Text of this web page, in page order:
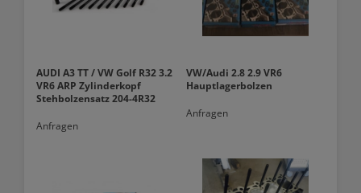
AUDI A3 TT / VW Golf R32 3.2
VR6 ARP Zylinderkopf
Stehbolzensatz 204-4R32
Anfragen
VW/Audi 2.8 2.9 VR6
Hauptlagerbolzen
Anfragen